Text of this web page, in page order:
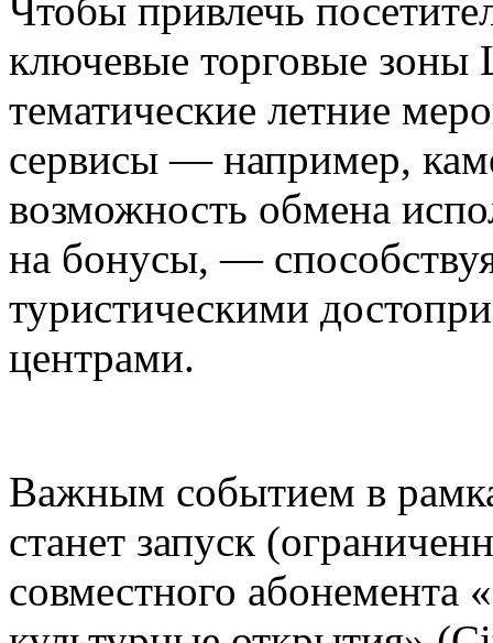
Чтобы привлечь
ключевые торговые зоны
тематические летние
сервисы — например,
возможность обмена
на бонусы, —
туристическими
центрами.
Важным событием в
станет запуск
совместного абонемента